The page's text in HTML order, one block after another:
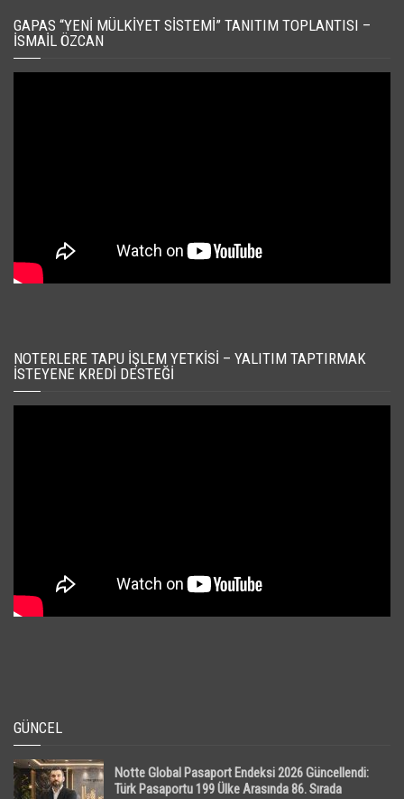
GAPAS “YENI MÜLKIYET SISTEMI” TANITIM TOPLANTISI –
İSMAIL ÖZCAN
NOTERLERE TAPU İŞLEM YETKISI – YALITIM TAPTIRMAK
İSTEYENE KREDI DESTEĞI
GÜNCEL
Notte Global Pasaport Endeksi 2026 Güncellendi:
Türk Pasaportu 199 Ülke Arasında 86. Sırada